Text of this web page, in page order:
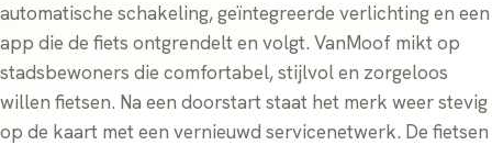
automatische schakeling, geïntegreerde verlichting en een
app die de fiets ontgrendelt en volgt. VanMoof mikt op
stadsbewoners die comfortabel, stijlvol en zorgeloos
willen fietsen. Na een doorstart staat het merk weer stevig
op de kaart met een vernieuwd servicenetwerk. De fietsen